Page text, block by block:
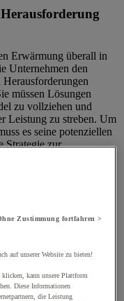
Erwärmung überall in
Unternehmen den
müssen Lösungen
zu vollziehen und
Leistung zu streben. Um
es seine potenziellen
Strategie zur
Die zu
grünen Lieferkette, das
digitale
all seinen
Zustimmung fortfahren >
auf unserer Website zu bieten!
kann unsere Plattform
Diese Informationen
die Leistung